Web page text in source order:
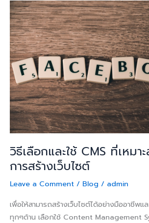
วิธีเลือกและใช้ CMS ที่เหมา
การสร้างเว็บไซต์
Leave a Comment / Blog / admin
เพื่อให้สามารถสร้างเว็บไซต์ได้อย่างมืออาชีพแ
ทุกๆด้าน เลือกใช้ Content Management
วิธี
เลือก
และ
ใช้
CMS
ที่
เหมาะ
สม
สำหรับ
การ
สร้าง
เว็บไซต์